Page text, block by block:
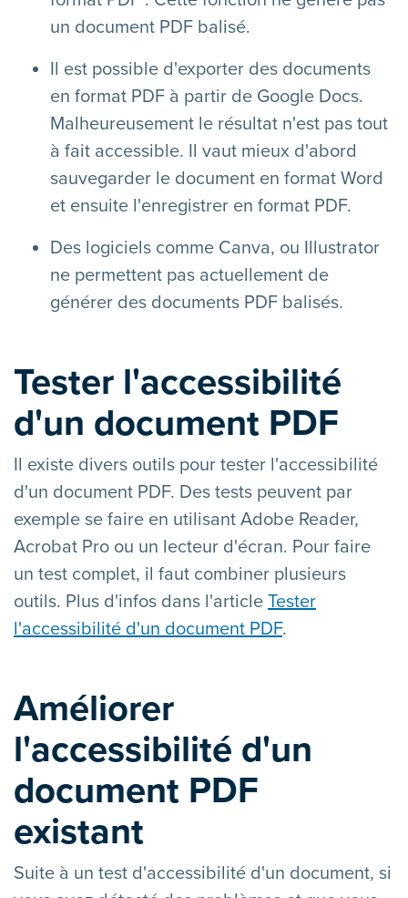
un document PDF balisé.
Il est possible d'exporter des documents
en format PDF à partir de Google Docs.
Malheureusement le résultat n'est pas tout
à fait accessible. Il vaut mieux d'abord
sauvegarder le document en format Word
et ensuite l'enregistrer en format PDF.
Des logiciels comme Canva, ou Illustrator
ne permettent pas actuellement de
générer des documents PDF balisés.
Tester l'accessibilité
d'un document PDF
Il existe divers outils pour tester l'accessibilité
d'un document PDF. Des tests peuvent par
exemple se faire en utilisant Adobe Reader,
Acrobat Pro ou un lecteur d'écran. Pour faire
un test complet, il faut combiner plusieurs
outils. Plus d'infos dans l'article Tester
l'accessibilité d'un document PDF.
Améliorer
l'accessibilité d'un
document PDF
existant
Suite à un test d'accessibilité d'un document, si